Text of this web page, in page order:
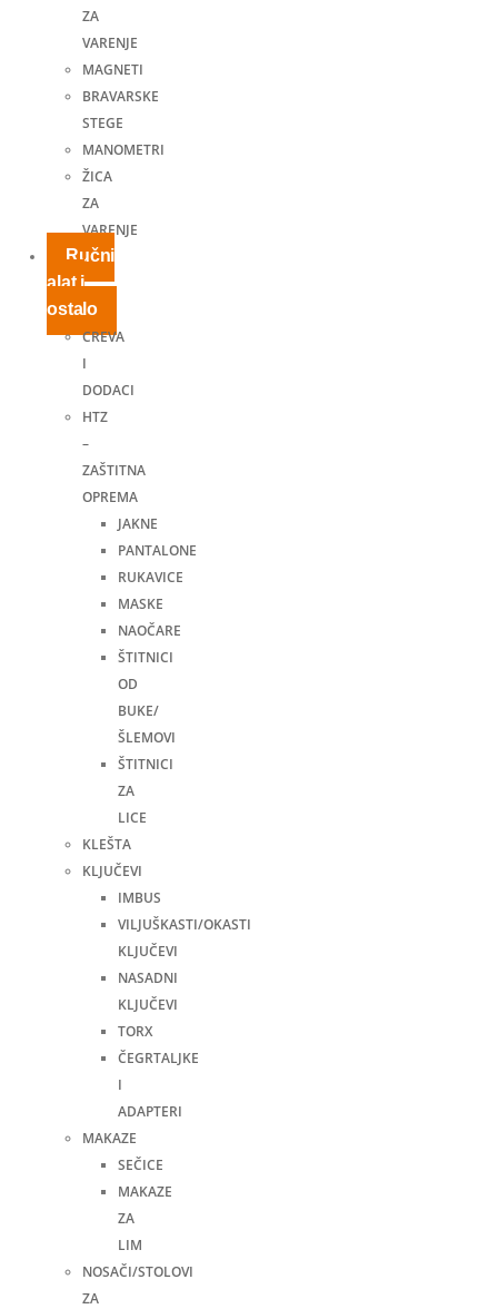
ZA
VARENJE
MAGNETI
BRAVARSKE
STEGE
MANOMETRI
ŽICA
ZA
VARENJE
Ručni
alat i
ostalo
CREVA
I
DODACI
HTZ
–
ZAŠTITNA
OPREMA
JAKNE
PANTALONE
RUKAVICE
MASKE
NAOČARE
ŠTITNICI
OD
BUKE/
ŠLEMOVI
ŠTITNICI
ZA
LICE
KLEŠTA
KLJUČEVI
IMBUS
VILJUŠKASTI/OKASTI
KLJUČEVI
NASADNI
KLJUČEVI
TORX
ČEGRTALJKE
I
ADAPTERI
MAKAZE
SEČICE
MAKAZE
ZA
LIM
NOSAČI/STOLOVI
ZA